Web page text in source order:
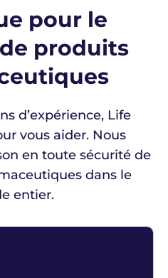
pour le
produits
d’expérience, Life
vous aider. Nous
en toute sécurité de
dans le
entier.